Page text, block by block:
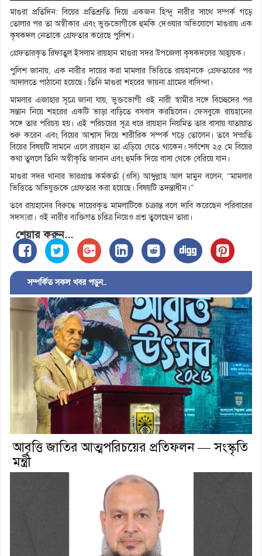
মাগুরা প্রতিদিন: বিয়ের প্রতিশ্রুতি দিয়ে একজন হিন্দু নারীর সাথে সম্পর্ক গড়ে
তোলার পর তা অস্বীকার এবং ভুক্তভোগীকে হুমকি দেওয়ার অভিযোগে মাগুরায় এক
কৃষকদল নেতাকে গ্রেফতার করেছে পুলিশ।
গ্রেফতারকৃত রিফাতুল ইসলাম রায়হান মাগুরা সদর উপজেলা কৃষকদলের আহ্বায়ক।
পুলিশ জানায়, এক নারীর দায়ের করা মামলার ভিত্তিতে রায়হানকে গ্রেফতারের পর
আদালতে পাঠানো হয়েছে। তিনি মাগুরা শহরের ভায়না গ্রামের বাসিন্দা।
মামলার এজাহার সূত্রে জানা যায়, ভুক্তভোগী ওই নারী স্বামীর সঙ্গে বিচ্ছেদের পর
সন্তান নিয়ে শহরের একটি ভাড়া বাড়িতে বসবাস করছিলেন। ফেসবুকে রায়হানের
সঙ্গে তার পরিচয় হয়। এই পরিচয়ের সূত্র ধরে রায়হান নিয়মিত তার বাসায় যাতায়াত
শুরু করেন এবং বিয়ের আশ্বাস দিয়ে শারীরিক সম্পর্ক গড়ে তোলেন। তবে সম্প্রতি
বিয়ের বিষয়টি সামনে এলে রায়হান তা এড়িয়ে যেতে থাকেন। সর্বশেষ ২৫ মে বিয়ের
কথা তুললে তিনি অস্বীকৃতি জানান এবং হুমকি দিয়ে বাসা থেকে বেরিয়ে যান।
মাগুরা সদর থানার ভারপ্রাপ্ত কর্মকর্তা (ওসি) আব্দুল্লাহ আল মামুন বলেন, “মামলার
ভিত্তিতে অভিযুক্তকে গ্রেফতার করা হয়েছে। বিষয়টি তদন্তাধীন।”
তবে রায়হানের বিরুদ্ধে দায়েরকৃত মামলাটিকে চক্রান্ত বলে দাবি করেছেন পরিবারের
সদস্যরা। ওই নারীর ব্যক্তিগত চরিত্র নিয়েও প্রশ্ন তুলেছেন তারা।
শেয়ার করুন...
সম্পর্কিত সকল খবর পড়ুন..
আবৃত্তি জাতির আত্মপরিচয়ের প্রতিফলন — সংস্কৃতি
মন্ত্রী